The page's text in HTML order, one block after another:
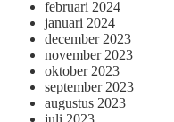
februari 2024
januari 2024
december 2023
november 2023
oktober 2023
september 2023
augustus 2023
juli 2023